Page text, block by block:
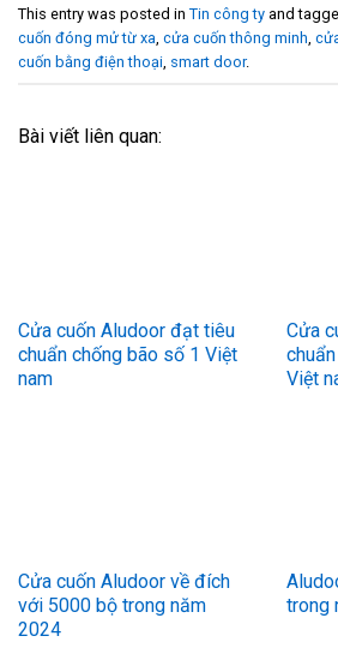
This entry was posted in Tin công ty and
cuốn đóng mử từ xa cửa cuốn thông minh
cuốn bằng điện thoại smart door.
Bài viết liên quan:
Cửa cuốn Aludoor đạt tiêu
chuẩn chống bão số 1 Việt
nam
Cửa
Việt
Cửa cuốn Aludoor về đích
với 5000 bộ trong năm
2024
trong